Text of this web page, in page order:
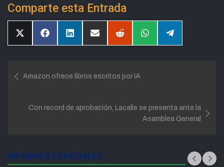
Comparte esta Entrada
CompartirCompartirCompartirCompartirCompartirCompartirCompartir
de
Amazon ofrece libros escritos por IA
Con record de aprobación, Lacalle se presenta ante la
Asamblea General
INFORMES ESPECIALES